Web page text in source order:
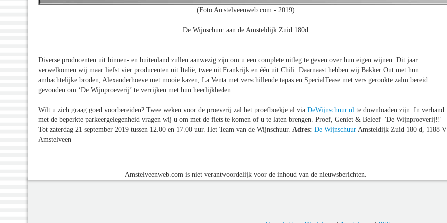
(Foto Amstelveenweb.com - 2019)
De Wijnschuur aan de Amsteldijk Zuid 180d
Diverse producenten uit binnen- en buitenland zullen aanwezig zijn om u een complete uitleg te geven over hun eigen wijnen. Dit jaar
verwelkomen wij maar liefst vier producenten uit Italië, twee uit Frankrijk en één uit Chili. Daarnaast hebben wij Bakker Out met hun
ambachtelijke broden, Alexanderhoeve met mooie kazen, La Venta met verschillende tapas en SpecialTease met vers gerookte zalm bereid
gevonden om ‘De Wijnproeverij’ te verrijken met hun heerlijkheden.
Wilt u zich graag goed voorbereiden? Twee weken voor de proeverij zal het proefboekje al via DeWijnschuur.nl te downloaden zijn. In verband
met de beperkte parkeergelegenheid vragen wij u om met de fiets te komen of u te laten brengen. Proef, Geniet & Beleef 'De Wijnproeverij!!'
Tot zaterdag 21 september 2019 tussen 12.00 en 17.00 uur. Het Team van de Wijnschuur. Adres: De Wijnschuur Amsteldijk Zuid 180 d, 1188
Amstelveen
Amstelveenweb.com is niet verantwoordelijk voor de inhoud van de nieuwsberichten.